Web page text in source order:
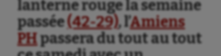
Aéronautique
lanterne rouge la semaine
passée(42-29), l’Amiens
PHpassera du tout au tout